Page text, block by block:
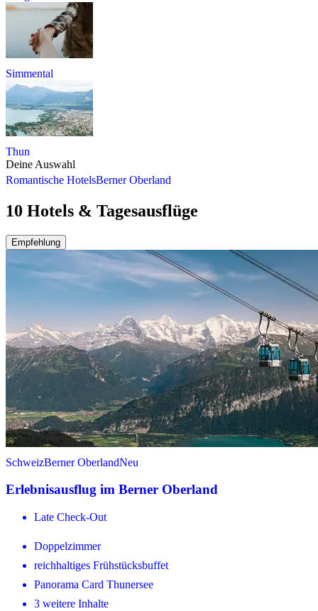
Simmental
Thun
Deine Auswahl
Romantische HotelsBerner Oberland
10 Hotels & Tagesausflüge
Empfehlung
SchweizBerner OberlandNeu
Erlebnisausflug im Berner Oberland
Late Check-Out
Doppelzimmer
reichhaltiges Frühstücksbuffet
Panorama Card Thunersee
3 weitere Inhalte